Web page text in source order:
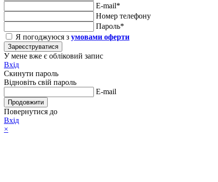
E-mail*
Номер телефону
Пароль*
Я погоджуюся з умовами оферти
Зареєструватися
У мене вже є обліковий запис
Вхід
Скинути пароль
Відновіть свій пароль
E-mail
Продовжити
Повернутися до
Вхід
×